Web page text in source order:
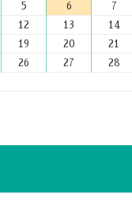
5 6 7
12 13 14
19 20 21
26 27 28